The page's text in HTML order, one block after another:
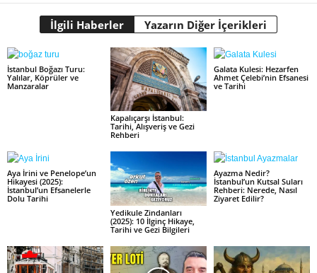
İlgili Haberler Yazarın Diğer İçerikleri
İstanbul Boğazı Turu:
Yalılar, Köprüler ve
Manzaralar
Kapalıçarşı İstanbul:
Tarihi, Alışveriş ve Gezi
Rehberi
Galata Kulesi: Hezarfen
Ahmet Çelebi’nin Efsanesi
ve Tarihi
Aya İrini ve Penelope’un
Hikayesi (2025):
İstanbul’un Efsanelerle
Dolu Tarihi
Yedikule Zindanları
(2025): 10 İlginç Hikaye,
Tarihi ve Gezi Bilgileri
Ayazma Nedir?
İstanbul’un Kutsal Suları
Rehberi: Nerede, Nasıl
Ziyaret Edilir?